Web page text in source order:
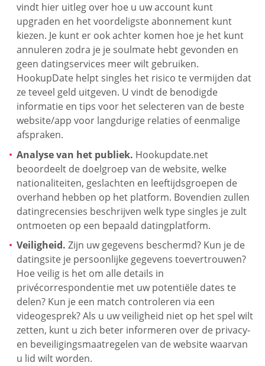
vindt hier uitleg over hoe u uw account kunt
upgraden en het voordeligste abonnement kunt
kiezen. Je kunt er ook achter komen hoe je het kunt
annuleren zodra je je soulmate hebt gevonden en
geen datingservices meer wilt gebruiken.
HookupDate helpt singles het risico te vermijden dat
ze teveel geld uitgeven. U vindt de benodigde
informatie en tips voor het selecteren van de beste
website/app voor langdurige relaties of eenmalige
afspraken.
Analyse van het publiek. Hookupdate.net
beoordeelt de doelgroep van de website, welke
nationaliteiten, geslachten en leeftijdsgroepen de
overhand hebben op het platform. Bovendien zullen
datingrecensies beschrijven welk type singles je zult
ontmoeten op een bepaald datingplatform.
Veiligheid. Zijn uw gegevens beschermd? Kun je de
datingsite je persoonlijke gegevens toevertrouwen?
Hoe veilig is het om alle details in
privécorrespondentie met uw potentiële dates te
delen? Kun je een match controleren via een
videogesprek? Als u uw veiligheid niet op het spel wilt
zetten, kunt u zich beter informeren over de privacy-
en beveiligingsmaatregelen van de website waarvan
u lid wilt worden.